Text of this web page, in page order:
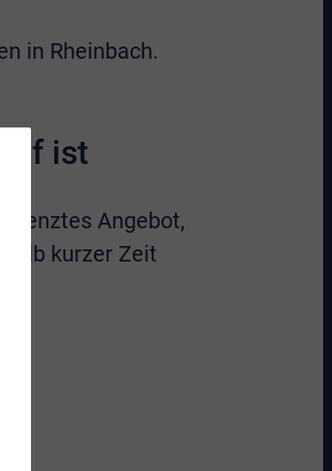
in Rheinbach.
ist
Angebot,
kurzer Zeit